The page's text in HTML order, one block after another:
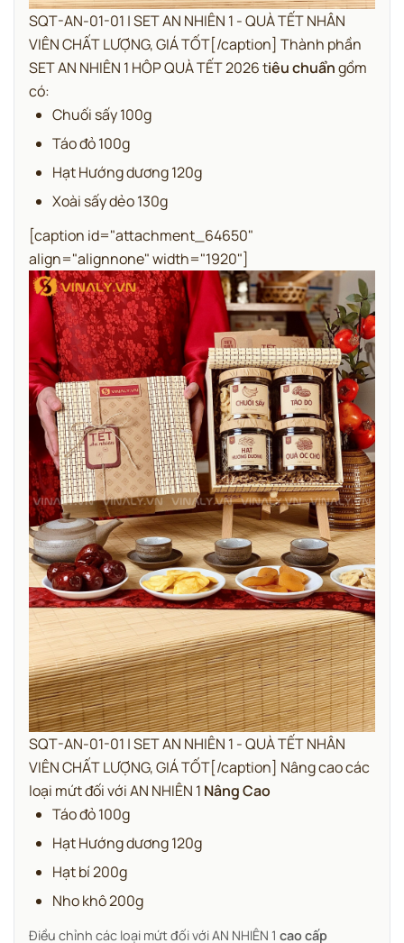
SQT-AN-01-01 | SET AN NHIÊN 1 - QUÀ TẾT NHÂN
VIÊN CHẤT LƯỢNG, GIÁ TỐT[/caption] Thành phần
SET AN NHIÊN 1 HÔP QUÀ TẾT 2026 tiêu chuẩngồm
có:
Chuối sấy 100g
Táo đỏ 100g
Hạt Hướng dương 120g
Xoài sấy dẻo 130g
[caption id="attachment_64650"
align="alignnone" width="1920"]
SQT-AN-01-01 | SET AN NHIÊN 1 - QUÀ TẾT NHÂN
VIÊN CHẤT LƯỢNG, GIÁ TỐT[/caption] Nâng cao các
loại mứt đối với AN NHIÊN 1 Nâng Cao
Táo đỏ 100g
Hạt Hướng dương 120g
Hạt bí 200g
Nho khô 200g
Điều chỉnh các loại mứt đối với AN NHIÊN 1 cao cấp